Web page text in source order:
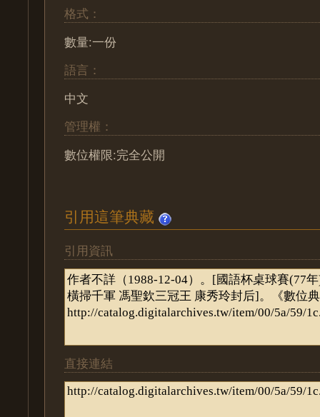
格式：
數量:一份
語言：
中文
管理權：
數位權限:完全公開
引用這筆典藏
引用資訊
直接連結